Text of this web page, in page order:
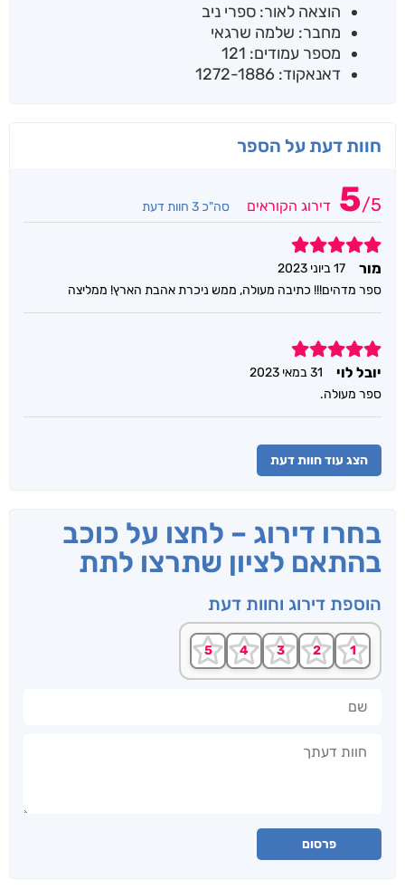
הוצאה לאור: ספרי ניב
מחבר: שלמה שרגאי
מספר עמודים: 121
דאנאקוד: 1272-1886
חוות דעת על הספר
5/5 דירוג הקוראים סה"כ 3 חוות דעת
5
מור
17 ביוני 2023
ספר מדהים!!! כתיבה מעולה, ממש ניכרת אהבת הארץ! ממליצה
5
יובל לוי
31 במאי 2023
ספר מעולה.
הצג עוד חוות דעת
בחרו דירוג – לחצו על כוכב
בהתאם לציון שתרצו לתת
הוספת דירוג וחוות דעת
פרסום